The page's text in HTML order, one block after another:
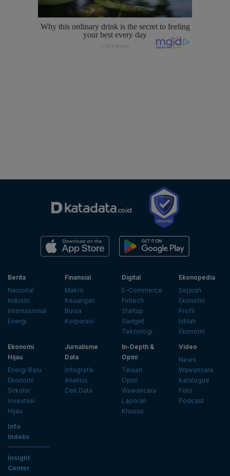
Berita
Nasional
Industri
Internasional
Energi
Finansial
Makro
Keuangan
Bursa
Korporasi
Digital
E-Commerce
Fintech
Startup
Gadget
Teknologi
Ekonopedia
Sejarah
Ekonomi
Profil
Istilah
Ekonomi
Ekonomi
Hijau
Energi Baru
Ekonomi
Sirkular
Investasi
Hijau
Jurnalisme
Data
Infografik
Analisis
Cek Data
In-Depth &
Opini
Telaah
Opini
Wawancara
Laporan
Khusus
Video
News
Wawancara
Katalogue
Foto
Podcast
Info
Indeks
Insight
Center